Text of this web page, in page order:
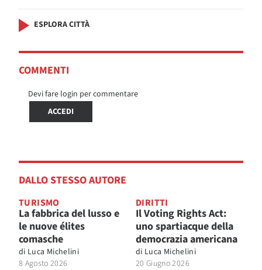
ESPLORA CITTÀ
COMMENTI
Devi fare login per commentare
ACCEDI
DALLO STESSO AUTORE
TURISMO
La fabbrica del lusso e
le nuove élites
comasche
di Luca Michelini
8 Agosto 2026
DIRITTI
Il Voting Rights Act:
uno spartiacque della
democrazia americana
di Luca Michelini
20 Giugno 2026